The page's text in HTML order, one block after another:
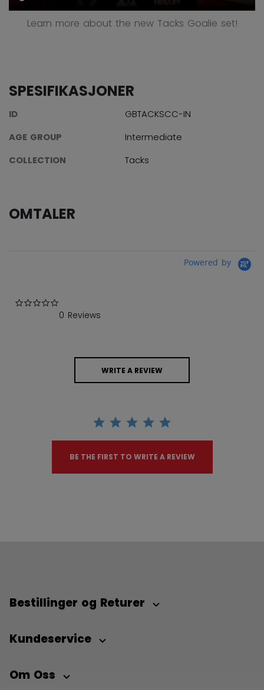
Learn more about the new Tacks Goalie set!
SPESIFIKASJONER
ID
GBTACKSCC-IN
AGE GROUP
Intermediate
COLLECTION
Tacks
OMTALER
Powered by
0 Reviews
WRITE A REVIEW
BE THE FIRST TO WRITE A REVIEW
Bestillinger og Returer
Kundeservice
Om Oss